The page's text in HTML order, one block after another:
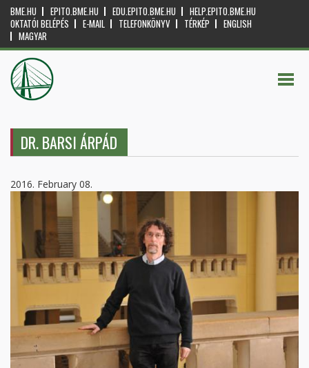
BME.HU EPITO.BME.HU EDU.EPITO.BME.HU
HELP.EPITO.BME.HU
OKTATÓI BELÉPÉS
E-MAIL TELEFONKÖNYV TÉRKÉP
ENGLISH
MAGYAR
DR. BARSI ÁRPÁD
2016. February 08.